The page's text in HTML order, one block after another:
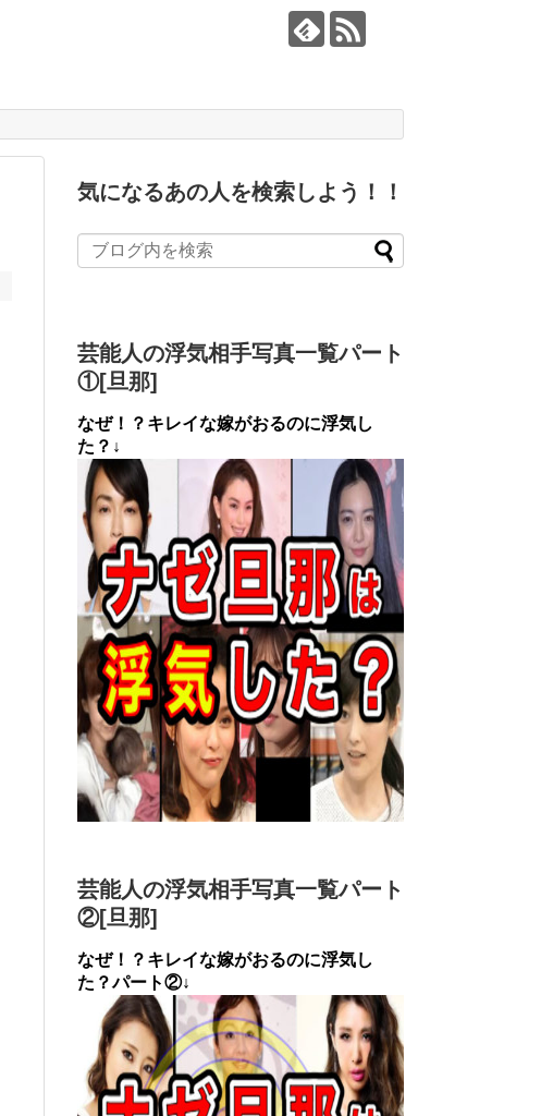
気になるあの人を検索しよう！！
芸能人の浮気相手写真一覧パート
①[旦那]
なぜ！？キレイな嫁がおるのに浮気し
た？↓
芸能人の浮気相手写真一覧パート
②[旦那]
なぜ！？キレイな嫁がおるのに浮気し
た？パート②↓